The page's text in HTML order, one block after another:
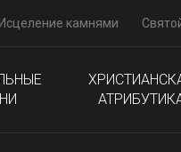
Исцеление камнями